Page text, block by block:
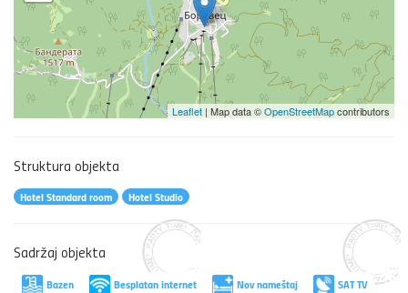
Leaflet | Map data ©OpenStreetMapcontributors
Struktura objekta
Hotel Standard room Hotel Studio
Sadržaj objekta
Bazen Besplatan internet Nov nameštaj
SAT TV